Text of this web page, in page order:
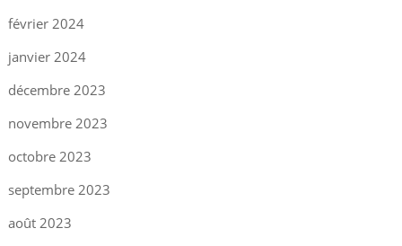
février 2024
janvier 2024
décembre 2023
novembre 2023
octobre 2023
septembre 2023
août 2023